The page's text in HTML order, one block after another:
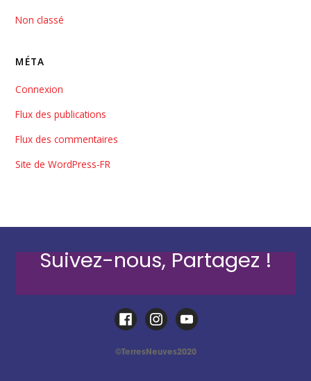
Non classé
MÉTA
Connexion
Flux des publications
Flux des commentaires
Site de WordPress-FR
Suivez-nous, Partagez !
©TerresNeuves2020